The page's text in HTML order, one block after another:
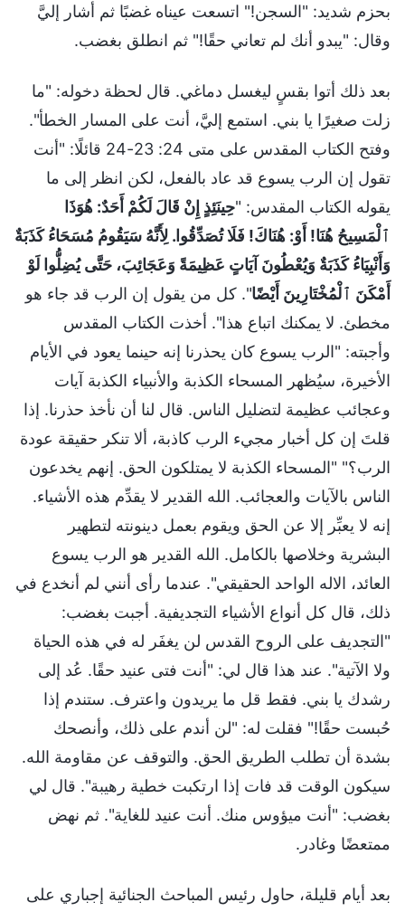
بحزم شديد: "السجن!" اتسعت عيناه غضبًا ثم أشار إليَّ
وقال: "يبدو أنك لم تعاني حقًا!" ثم انطلق بغضب.
بعد ذلك أتوا بقسٍ ليغسل دماغي. قال لحظة دخوله: "ما
زلت صغيرًا يا بني. استمع إليَّ، أنت على المسار الخطأ".
وفتح الكتاب المقدس على متى 24: 23-24 قائلًا: "أنت
تقول إن الرب يسوع قد عاد بالفعل، لكن انظر إلى ما
يقوله الكتاب المقدس: "حِينَئِذٍ إِنْ قَالَ لَكُمْ أَحَدٌ: هُوَذَا
ٱلْمَسِيحُ هُنَا! أَوْ: هُنَاكَ! فَلَا تُصَدِّقُوا. لِأَنَّهُ سَيَقُومُ مُسَحَاءُ كَذَبَةٌ
وَأَنْبِيَاءُ كَذَبَةٌ وَيُعْطُونَ آيَاتٍ عَظِيمَةً وَعَجَائِبَ، حَتَّى يُضِلُّوا لَوْ
أَمْكَنَ ٱلْمُخْتَارِينَ أَيْضًا". كل من يقول إن الرب قد جاء هو
مخطئ. لا يمكنك اتباع هذا". أخذت الكتاب المقدس
وأجبته: "الرب يسوع كان يحذرنا إنه حينما يعود في الأيام
الأخيرة، سيُظهر المسحاء الكذبة والأنبياء الكذبة آيات
وعجائب عظيمة لتضليل الناس. قال لنا أن نأخذ حذرنا. إذا
قلتَ إن كل أخبار مجيء الرب كاذبة، ألا تنكر حقيقة عودة
الرب؟" "المسحاء الكذبة لا يمتلكون الحق. إنهم يخدعون
الناس بالآيات والعجائب. الله القدير لا يقدِّم هذه الأشياء.
إنه لا يعبِّر إلا عن الحق ويقوم بعمل دينونته لتطهير
البشرية وخلاصها بالكامل. الله القدير هو الرب يسوع
العائد، الاله الواحد الحقيقي". عندما رأى أنني لم أنخدع في
ذلك، قال كل أنواع الأشياء التجديفية. أجبت بغضب:
"التجديف على الروح القدس لن يغفَر له في هذه الحياة
ولا الآتية". عند هذا قال لي: "أنت فتى عنيد حقًا. عُد إلى
رشدك يا بني. فقط قل ما يريدون واعترف. ستندم إذا
حُبست حقًا!" فقلت له: "لن أندم على ذلك، وأنصحك
بشدة أن تطلب الطريق الحق. والتوقف عن مقاومة الله.
سيكون الوقت قد فات إذا ارتكبت خطية رهيبة". قال لي
بغضب: "أنت ميؤوس منك. أنت عنيد للغاية". ثم نهض
ممتعضًا وغادر.
بعد أيام قليلة، حاول رئيس المباحث الجنائية إجباري على